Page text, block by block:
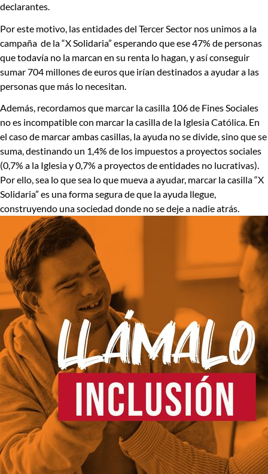
declarantes.
Por este motivo, las entidades del Tercer Sector nos unimos a la
campaña de la “X Solidaria” esperando que ese 47% de personas
que todavía no la marcan en su renta lo hagan, y así conseguir
sumar 704 millones de euros que irían destinados a ayudar a las
personas que más lo necesitan.
Además, recordamos que marcar lacasilla 106 de Fines Sociales
no es incompatible con marcar la casilla de la Iglesia Católica . En
el caso de marcar ambas casillas, la ayuda no se divide, sino que se
suma, destinando un 1,4% de los impuestos a proyectos sociales
(0,7% a la Iglesia y 0,7% a proyectos de entidades no lucrativas).
Por ello, sea lo que sea lo que mueva a ayudar, marcar la casilla “X
Solidaria” es una forma segura de que la ayuda llegue,
construyendo una sociedad donde no se deje a nadie atrás.